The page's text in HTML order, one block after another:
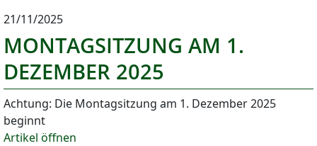
21/11/2025
MONTAGSITZUNG AM 1.
DEZEMBER 2025
Achtung: Die Montagsitzung am 1. Dezember 2025
beginnt
Artikel öffnen